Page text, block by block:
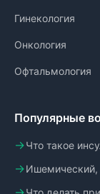
Гинекология
Онкология
Офтальмология
Популярные
Что такое
Ишемический,